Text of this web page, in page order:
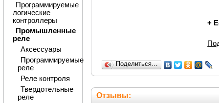
+
Поделиться…
Отзывы:
Программируемые
логические
контроллеры
Промышленные
реле
Аксессуары
Программируемые
реле
Реле контроля
Твердотельные
реле